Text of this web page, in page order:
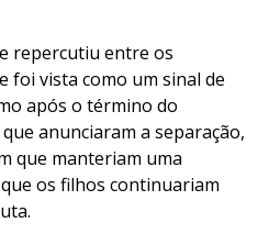
repercutiu entre os
foi vista como um sinal de
após o término do
anunciaram a separação,
que manteriam uma
os filhos continuariam